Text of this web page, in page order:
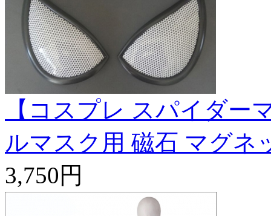
【コスプレ スパイダ
ルマスク用 磁石 マグネ
3,750円